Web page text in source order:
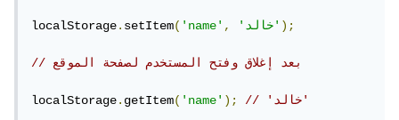
localStorage.setItem('name', 'خالد');
// بعد إغلاق وفتح المستخدم لصفحة الموقع
localStorage.getItem('name'); // 'خالد'